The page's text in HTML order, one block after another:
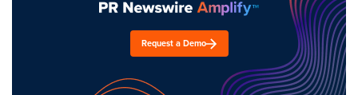
Request a Demo